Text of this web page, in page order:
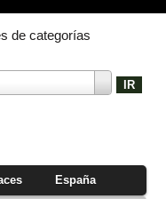
de categorías
España